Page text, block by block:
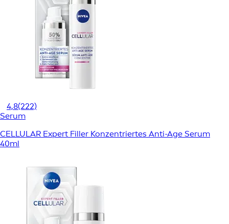
4,8(222)
Serum
CELLULAR Expert Filler Konzentriertes Anti-Age Serum
40ml